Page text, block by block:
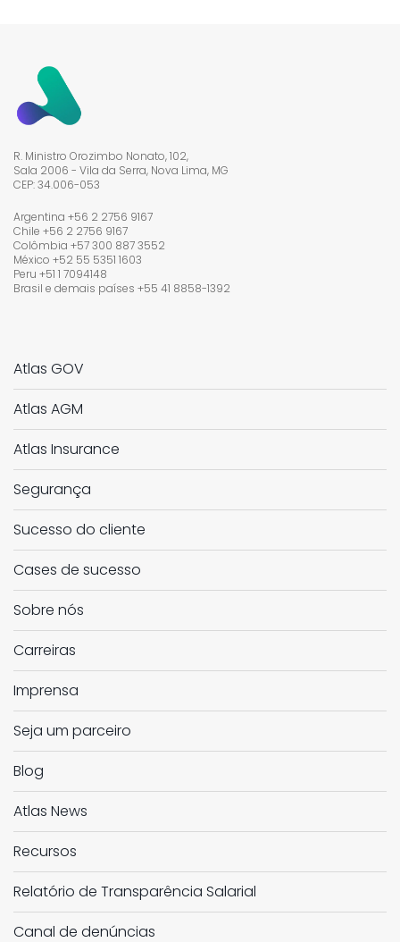
R. Ministro Orozimbo Nonato, 102,
Sala 2006 - Vila da Serra, Nova Lima, MG
CEP: 34.006-053
Argentina +56 2 2756 9167
Chile +56 2 2756 9167
Colômbia +57 300 887 3552
México +52 55 5351 1603
Peru +51 1 7094148
Brasil e demais países +55 41 8858-1392
Atlas GOV
Atlas AGM
Atlas Insurance
Segurança
Sucesso do cliente
Cases de sucesso
Sobre nós
Carreiras
Imprensa
Seja um parceiro
Blog
Atlas News
Recursos
Relatório de Transparência Salarial
Canal de denúncias